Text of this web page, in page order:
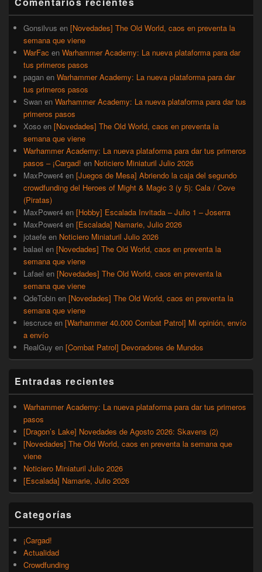
lateral
primaria
Gonsilvus en [Novedades] The Old World, caos en preventa la
semana que viene
WarFac en Warhammer Academy: La nueva plataforma para dar
tus primeros pasos
pagan en Warhammer Academy: La nueva plataforma para dar
tus primeros pasos
Swan en Warhammer Academy: La nueva plataforma para dar tus
primeros pasos
Xoso en [Novedades] The Old World, caos en preventa la
semana que viene
Warhammer Academy: La nueva plataforma para dar tus primeros
pasos – ¡Cargad! en Noticiero Miniaturil Julio 2026
MaxPower4 en [Juegos de Mesa] Abriendo la caja del segundo
crowdfunding del Heroes of Might & Magic 3 (y 5): Cala / Cove
(Piratas)
MaxPower4 en [Hobby] Escalada Invitada – Julio 1 – Joserra
MaxPower4 en [Escalada] Namarie, Julio 2026
jotaefe en Noticiero Miniaturil Julio 2026
balael en [Novedades] The Old World, caos en preventa la
semana que viene
Lafael en [Novedades] The Old World, caos en preventa la
semana que viene
QdeTobin en [Novedades] The Old World, caos en preventa la
semana que viene
iescruce en [Warhammer 40.000 Combat Patrol] Mi opinión, envío
a envío
RealGuy en [Combat Patrol] Devoradores de Mundos
Entradas recientes
Warhammer Academy: La nueva plataforma para dar tus primeros
pasos
[Dragon’s Lake] Novedades de Agosto 2026: Skavens (2)
[Novedades] The Old World, caos en preventa la semana que
viene
Noticiero Miniaturil Julio 2026
[Escalada] Namarie, Julio 2026
Categorías
¡Cargad!
Actualidad
Crowdfunding